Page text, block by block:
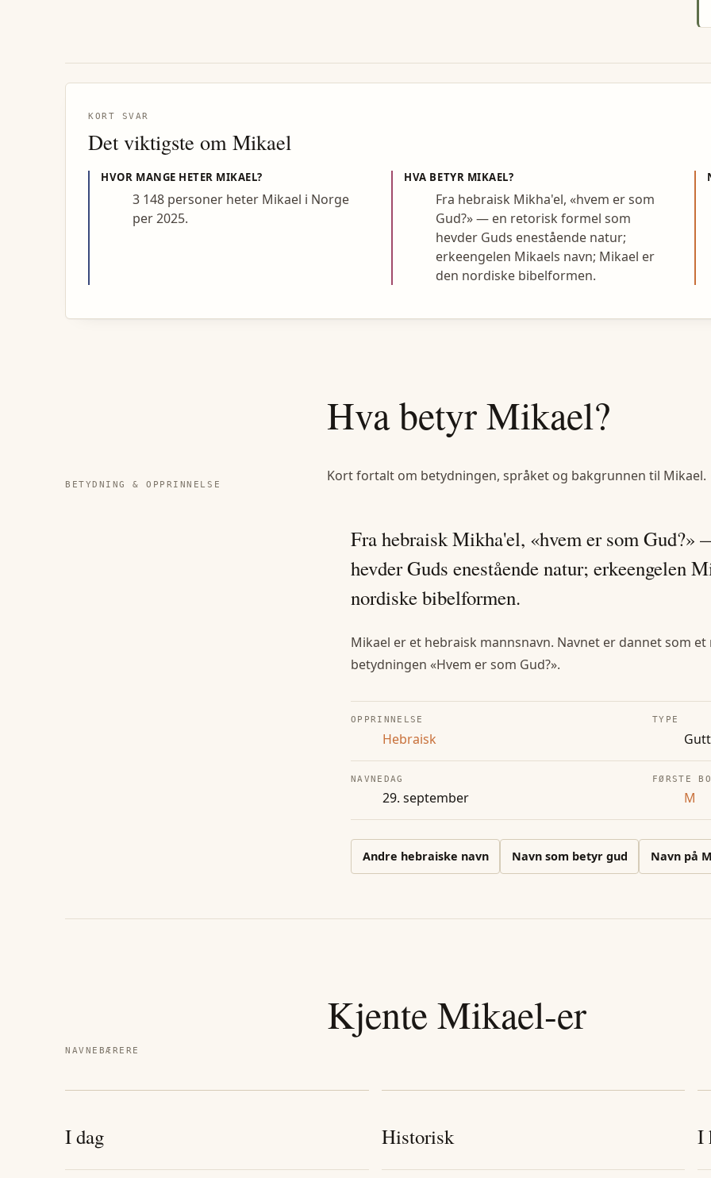
KORT SVAR
Det viktigste om Mikael
HVOR MANGE HETER MIKAEL?
3 148 personer heter Mikael i Norge
per 2025.
HVA BETYR MIKAEL?
Fra hebraisk Mikha'el, «hvem er som
Gud?» — en retorisk formel som
hevder Guds enestående natur;
erkeengelen Mikaels navn; Mikael er
den nordiske bibelformen.
BETYDNING & OPPRINNELSE
Hva betyrMikael?
Kort fortalt om betydningen, språket og bakgrunnen til Mikael.
Fra hebraisk Mikha'el, «hvem er som
hevder Guds enestående natur; erkeengelen
nordiske bibelformen.
Mikael er et hebraisk mannsnavn. Navnet er dannet som
betydningen «Hvem er som Gud?».
OPPRINNELSE
Hebraisk
TYPE
NAVNEDAG
29. september
FØRSTE
M
Andre hebraiske navn Navn som betyr gud Navn på M
NAVNEBÆRERE
KjenteMikael-er
I dag Historisk I